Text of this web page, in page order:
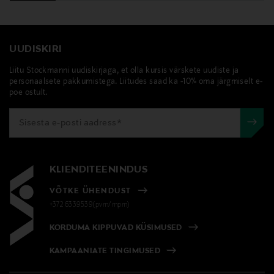
UUDISKIRI
Liitu Stockmanni uudiskirjaga, et olla kursis värskete uudiste ja
personaalsete pakkumistega. Liitudes saad ka -10% oma järgmiselt e-
poe ostult.
KLIENDITEENINDUS
VÕTKE ÜHENDUST
+372 6339539(pvm/mpm)
KORDUMA KIPPUVAD KÜSIMUSED
KAMPAANIATE TINGIMUSED